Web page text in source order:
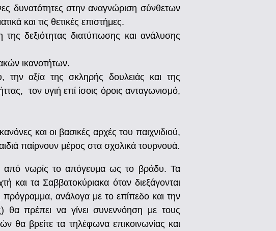
δυνατότητες στην αναγνώριση σύνθετων
και τις θετικές επιστήμες.
δεξιότητας διατύπωσης και ανάλυσης
ικανοτήτων.
την αξία της σκληρής δουλειάς και της
τον υγιή επί ίσοις όροις ανταγωνισμό,
και οι βασικές αρχές του παιχνιδιού,
παίρνουν μέρος στα σχολικά τουρνουά.
από νωρίς το απόγευμα ως το βράδυ. Τα
και τα Σαββατοκύριακα όταν διεξάγονται
πρόγραμμα, ανάλογα με το επίπεδο και την
θα πρέπει να γίνει συνεννόηση με τους
θα βρείτε τα τηλέφωνα επικοινωνίας και